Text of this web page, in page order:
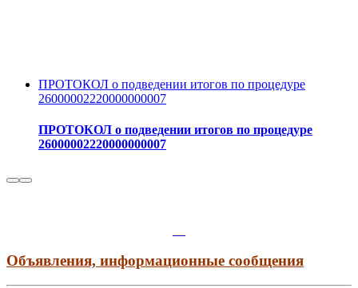
ПРОТОКОЛ о подведении итогов по процедуре
26000002220000000007
ПРОТОКОЛ о подведении итогов по процедуре
26000002220000000007
Объявления, информационные сообщения